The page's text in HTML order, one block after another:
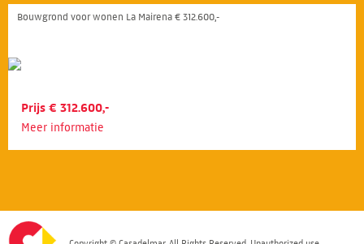
Bouwgrond voor wonen La Mairena € 312.600,-
Prijs € 312.600,-
Meer informatie